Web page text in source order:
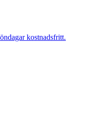
kostnadsfritt.